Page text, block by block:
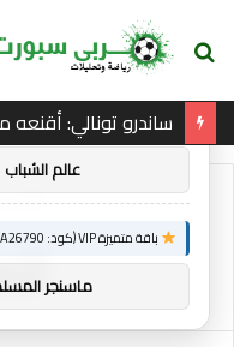
بحث
توصيات :
باقة متميزة VIP (كود: AA86842):
عالم الشباب
باقة متميزة VIP (كود: AA26790):
ماسنجر